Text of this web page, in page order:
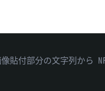
貼付部分の文字列から